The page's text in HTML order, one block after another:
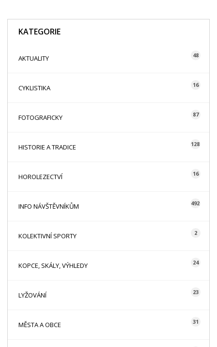
KATEGORIE
AKTUALITY 48
CYKLISTIKA 16
FOTOGRAFICKY 87
HISTORIE A TRADICE 128
HOROLEZECTVÍ 16
INFO NÁVŠTĚVNÍKŮM 492
KOLEKTIVNÍ SPORTY 2
KOPCE, SKÁLY, VÝHLEDY 24
LYŽOVÁNÍ 23
MĚSTA A OBCE 31